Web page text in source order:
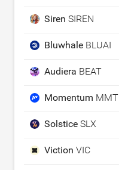
Siren SIREN
Bluwhale BLUAI
Audiera BEAT
Momentum MMT
Solstice SLX
Viction VIC